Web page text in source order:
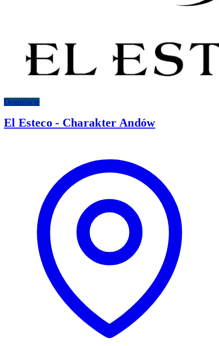
Degustacje
El Esteco - Charakter Andów